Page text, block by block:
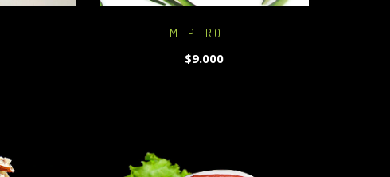
MEPI ROLL
$9.000